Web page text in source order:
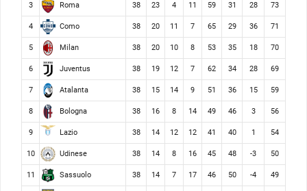
3 Roma 38 23 4 11 59 31 28 73
4 Como 38 20 11 7 65 29 36 71
5 Milan 38 20 10 8 53 35 18 70
6 Juventus 38 19 12 7 62 34 28 69
7 Atalanta 38 15 14 9 51 36 15 59
8 Bologna 38 16 8 14 49 46 3 56
9 Lazio 38 14 12 12 41 40 1 54
10 Udinese 38 14 8 16 45 48 -3 50
11 Sassuolo 38 14 7 17 46 50 -4 49